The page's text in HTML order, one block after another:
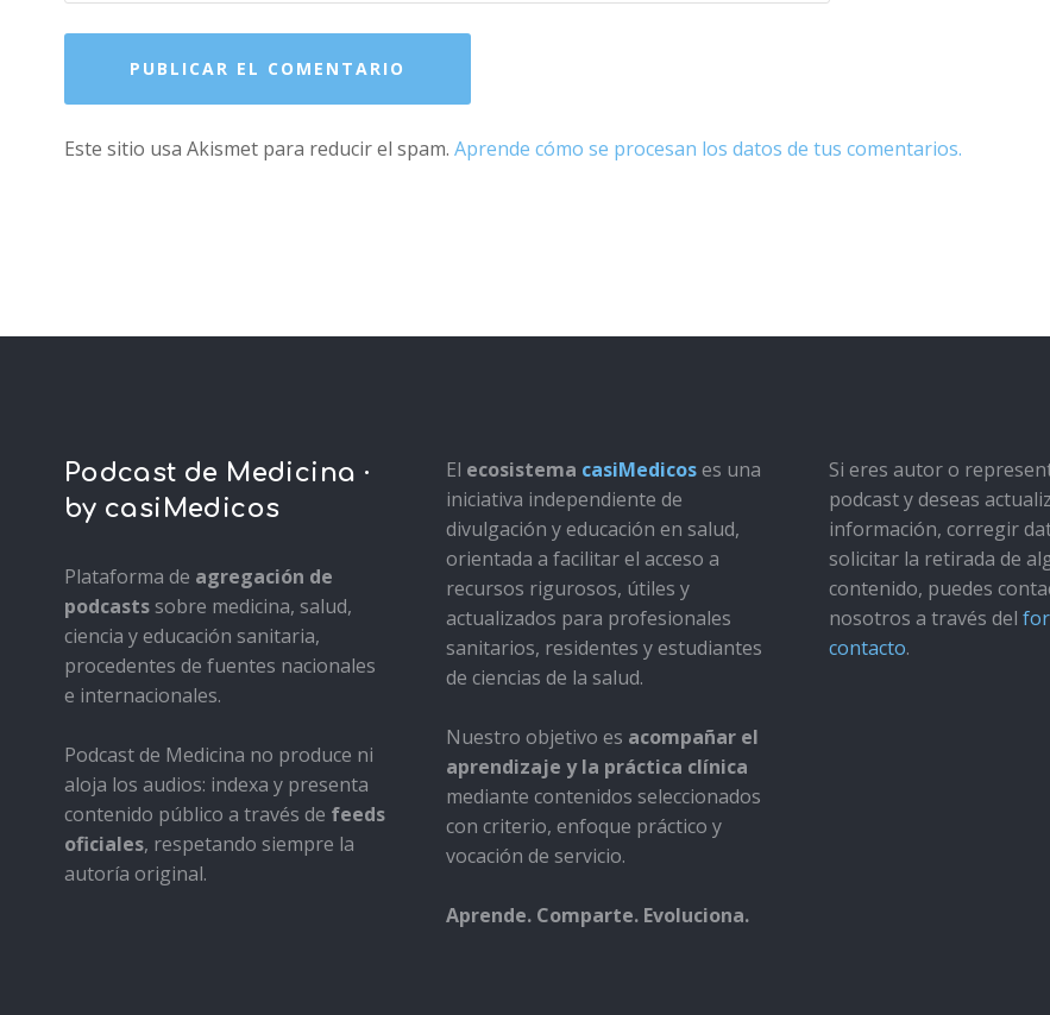
Este sitio usa Akismet para reducir el spam. Aprende cómo se procesan los datos de tus comentarios.
Podcast de Medicina ·
by casiMedicos
Plataforma de agregación de
podcastssobre medicina, salud,
ciencia y educación sanitaria,
procedentes de fuentes nacionales
e internacionales.
Podcast de Medicina no produce ni
aloja los audios: indexa y presenta
contenido público a través de feeds
oficiales, respetando siempre la
autoría original.
El ecosistema casiMedicoses una
iniciativa independiente de
divulgación y educación en salud,
orientada a facilitar el acceso a
recursos rigurosos, útiles y
actualizados para profesionales
sanitarios, residentes y estudiantes
de ciencias de la salud.
Nuestro objetivo es acompañar el
aprendizaje y la práctica clínica
mediante contenidos seleccionados
con criterio, enfoque práctico y
vocación de servicio.
Aprende. Comparte. Evoluciona.
Si eres autor o
podcast y deseas
información, corregir
solicitar la retirada de
contenido, puedes
nosotros a través del
contacto.